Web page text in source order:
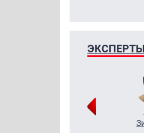
ЭКСПЕРТЫ